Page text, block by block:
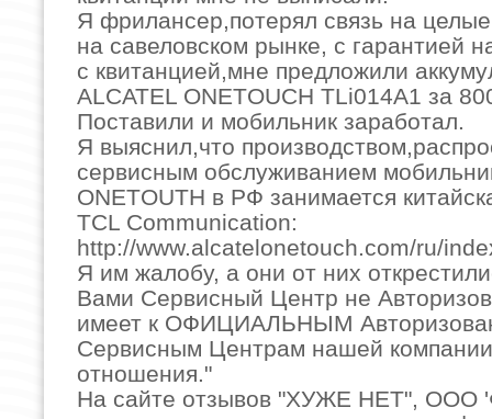
Я фрилансер,потерял связь на
на савеловском рынке, с гарантией
с квитанцией,мне предложили
ALCATEL ONETOUCH TLi014A1 за
Поставили и мобильник заработал.
Я выяснил,что
сервисным обслуживанием
ONETOUTH в РФ занимается
TCL Communication:
http://www.alcatelonetouch.com/ru/
Я им жалобу, а они от них
Вами Сервисный Центр не
имеет к ОФИЦИАЛЬНЫМ
Сервисным Центрам нашей компании
отношения."
На сайте отзывов "ХУЖЕ НЕТ", ООО